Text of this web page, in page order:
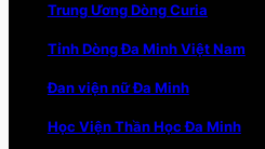
Trung Ương Dòng Curia
Tỉnh Dòng Đa Minh Việt Nam
Đan viện nữ Đa Minh
Học Viện Thần Học Đa Minh